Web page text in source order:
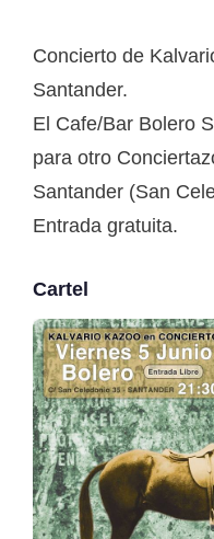
Concierto de
Santander.
El Cafe/Bar Bolero
para otro
Santander (San
Entrada gratuita.
Cartel